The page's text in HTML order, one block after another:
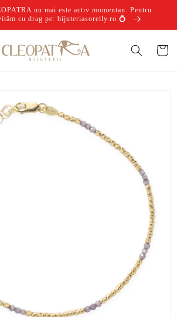
nu mai este activ momentan. Pentru
cu drag pe: bijuteriasorelly.ro 💍
Coș